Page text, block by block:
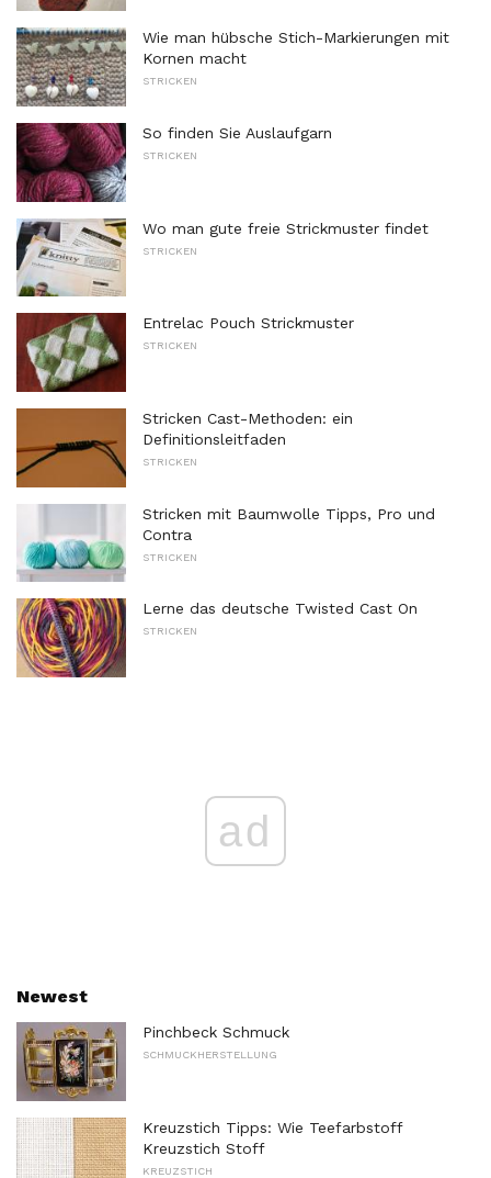
Wie man hübsche Stich-Markierungen mit
Kornen macht
STRICKEN
So finden Sie Auslaufgarn
STRICKEN
Wo man gute freie Strickmuster findet
STRICKEN
Entrelac Pouch Strickmuster
STRICKEN
Stricken Cast-Methoden: ein
Definitionsleitfaden
STRICKEN
Stricken mit Baumwolle Tipps, Pro und
Contra
STRICKEN
Lerne das deutsche Twisted Cast On
STRICKEN
ad
Newest
Pinchbeck Schmuck
SCHMUCKHERSTELLUNG
Kreuzstich Tipps: Wie Teefarbstoff
Kreuzstich Stoff
KREUZSTICH